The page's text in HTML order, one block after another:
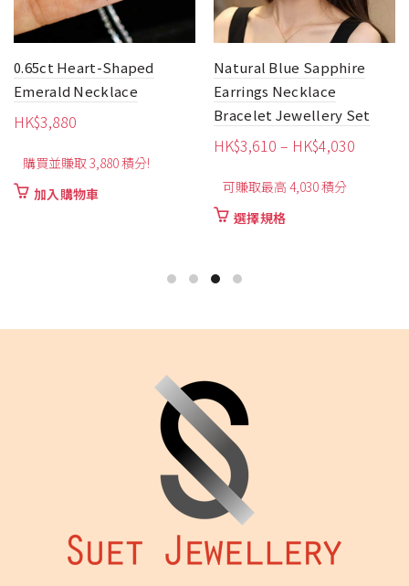
0.65ct Heart-Shaped
Emerald Necklace
HK$3,880
購買並賺取 3,880 積分!
加入購物車
Natural Blue Sapphire
Earrings Necklace
Bracelet Jewellery Set
HK$3,610 – HK$4,030
可賺取最高 4,030 積分
選擇規格此
選
項